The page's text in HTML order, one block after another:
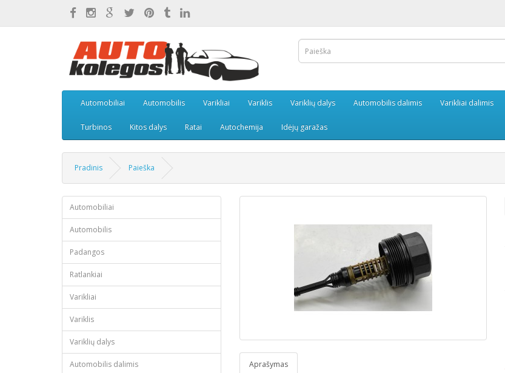
Automobiliai Automobilis Varikliai Variklis Variklių dalys Automobilis dalimis Varikliai dalimis
Turbinos Kitos dalys Ratai Autochemija Idėjų garažas
Pradinis Paieška
Automobiliai
Automobilis
Padangos
Ratlankiai
Varikliai
Variklis
Variklių dalys
Automobilis dalimis Aprašymas